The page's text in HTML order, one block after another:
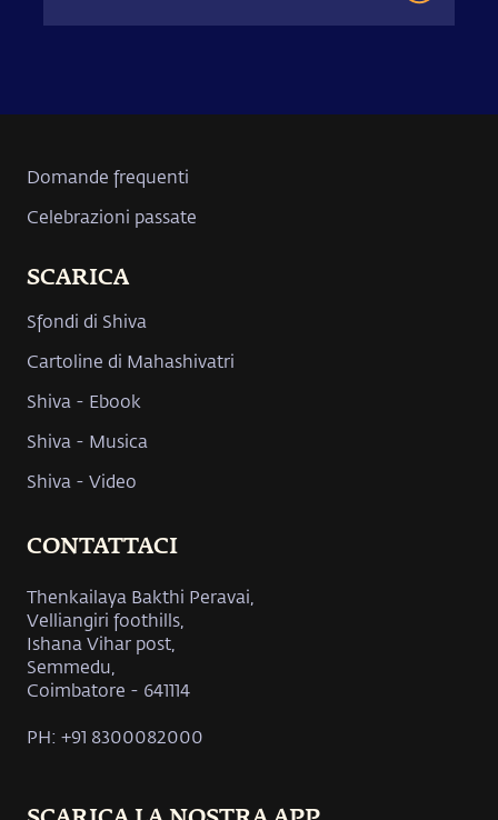
Domande frequenti
Celebrazioni passate
SCARICA
Sfondi di Shiva
Cartoline di Mahashivatri
Shiva - Ebook
Shiva - Musica
Shiva - Video
CONTATTACI
Thenkailaya Bakthi Peravai,
Velliangiri foothills,
Ishana Vihar post,
Semmedu,
Coimbatore - 641114
PH: +91 8300082000